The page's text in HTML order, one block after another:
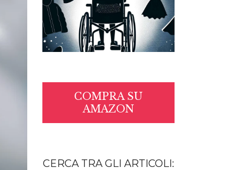
COMPRA SU
AMAZON
CERCA TRA GLI ARTICOLI: